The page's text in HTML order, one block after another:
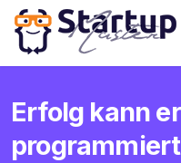
Erfolg kann